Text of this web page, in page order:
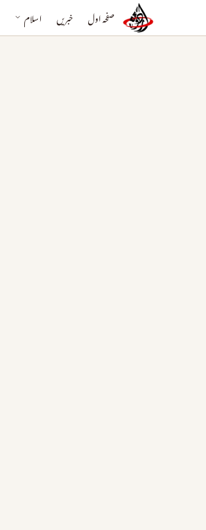
صفحہ اول خبریں اسلام